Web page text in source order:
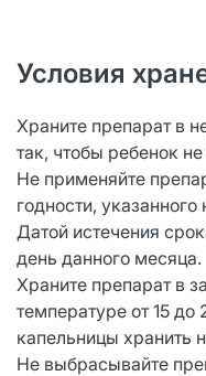
Условия
Храните препарат в
так, чтобы ребенок
Не применяйте
годности,
Датой истечения
день данного месяца.
Храните препарат в
температуре от 15
капельницы хранить
Не выбрасывайте